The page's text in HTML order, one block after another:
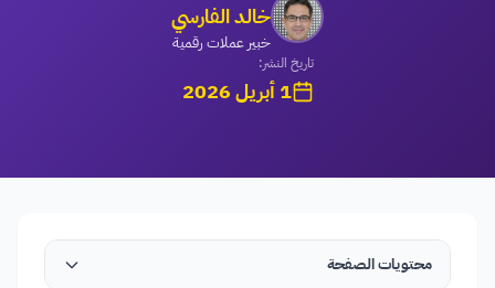
خالد الفارسي
خبير عملات رقمية
تاريخ النشر:
1 أبريل 2026
محتويات الصفحة